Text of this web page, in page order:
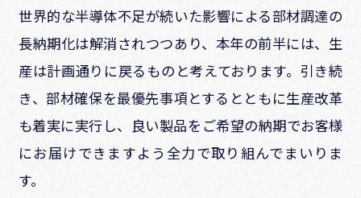
世界的な半導体不足が続いた影響による部材調達の
長納期化は解消されつつあり、本年の前半には、生
産は計画通りに戻るものと考えております。引き続
き、部材確保を最優先事項とするとともに生産改革
も着実に実行し、良い製品をご希望の納期でお客様
にお届けできますよう全力で取り組んでまいりま
す。